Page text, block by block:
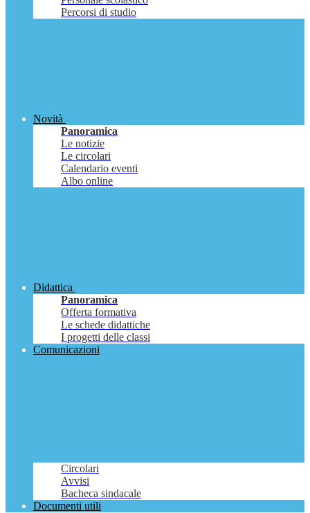
Percorsi di studio
Novità
Panoramica
Le notizie
Le circolari
Calendario eventi
Albo online
Didattica
Panoramica
Offerta formativa
Le schede didattiche
I progetti delle classi
Comunicazioni
Circolari
Avvisi
Bacheca sindacale
Documenti utili